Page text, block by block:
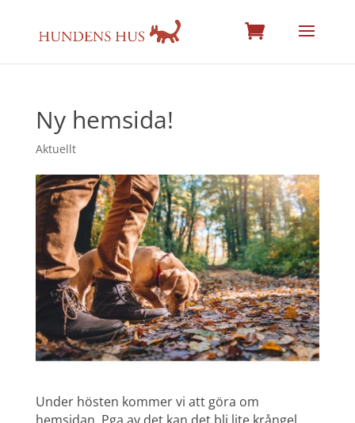
Ny hemsida!
Aktuellt
Under hösten kommer vi att göra om